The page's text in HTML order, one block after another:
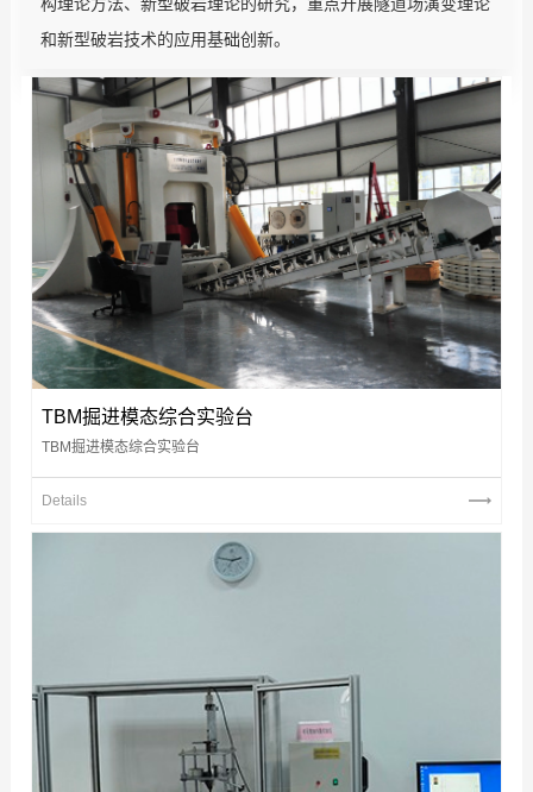
和新型破岩技术的应用基础创新。
TBM掘进模态综合实验台
TBM掘进模态综合实验台
Details